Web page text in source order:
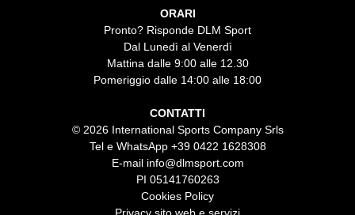
ORARI
Pronto? Risponde DLM Sport
Dal Lunedì al Venerdì
Mattina dalle 9:00 alle 12.30
Pomeriggio dalle 14:00 alle 18:00
CONTATTI
© 2026 International Sports Company Srls
Tel e WhatsApp +39 0422 1628308
E-mail info@dlmsport.com
PI 05141760263
Cookies Policy